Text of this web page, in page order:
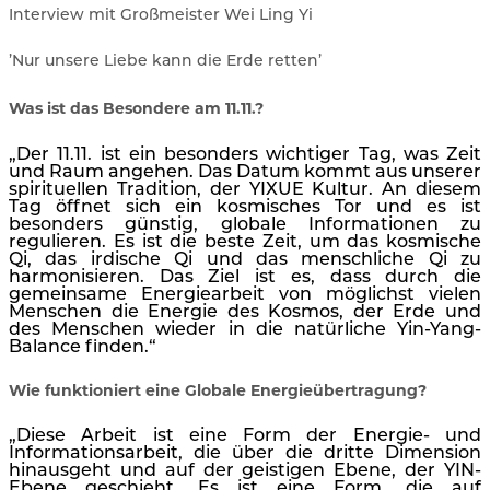
Interview mit Großmeister Wei Ling Yi
’Nur unsere Liebe kann die Erde retten’
Was ist das Besondere am 11.11.?
„Der 11.11. ist ein besonders wichtiger Tag, was Zeit
und Raum angehen. Das Datum kommt aus unserer
spirituellen Tradition, der YIXUE Kultur. An diesem
Tag öffnet sich ein kosmisches Tor und es ist
besonders günstig, globale Informationen zu
regulieren. Es ist die beste Zeit, um das kosmische
Qi, das irdische Qi und das menschliche Qi zu
harmonisieren. Das Ziel ist es, dass durch die
gemeinsame Energiearbeit von möglichst vielen
Menschen die Energie des Kosmos, der Erde und
des Menschen wieder in die natürliche Yin-Yang-
Balance finden.“
Wie funktioniert eine Globale Energieübertragung?
„Diese Arbeit ist eine Form der Energie- und
Informationsarbeit, die über die dritte Dimension
hinausgeht und auf der geistigen Ebene, der YIN-